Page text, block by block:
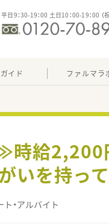
平日9：30-19：00 土日10：00-19：00 （
イド ファルマラ
時給
いを持っ
ト・アルバイト